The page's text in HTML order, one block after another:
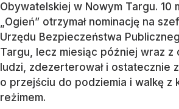
Obywatelskiej w Nowym Targu. 10
„Ogień” otrzymał nominację na
Urzędu Bezpieczeństwa
Targu, lecz miesiąc później wraz z
ludzi, zdezerterował i ostatecznie
o przejściu do podziemia i walkę z
reżimem.